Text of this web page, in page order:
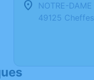
NOTRE-DAME
49125 Cheffes